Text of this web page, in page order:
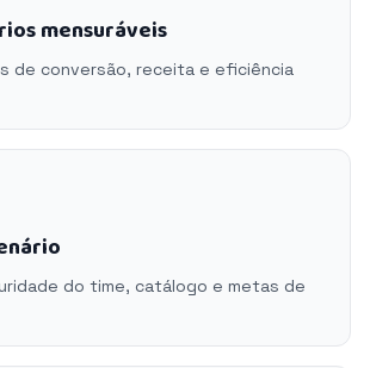
mensuráveis
de conversão, receita e eficiência
do time, catálogo e metas de